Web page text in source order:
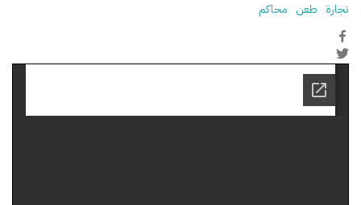
تجارة طعن محاكم